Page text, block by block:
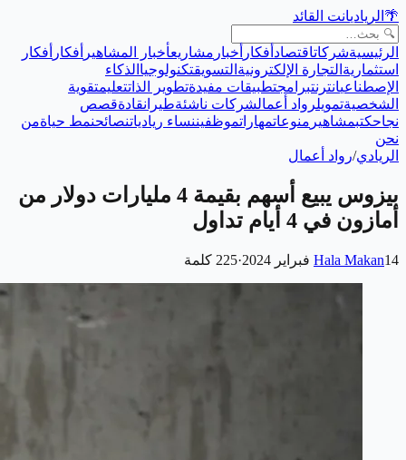
🌴 الرياديانت القائد
الرئيسيةشركاتاقتصاد أفكار أخبار مشاريعأخبار المشاهير أفكار أفكار
استثمارية التجارة الإلكترونية التسويقتكنولوجيا الذكاء
الإصطناعيانترنتبرامجتطبيقات مفيدةتطوير الذاتتعليمتقوية
الشخصيةتمويلرواد أعمالشركات ناشئةطيرانقادةقصص
نجاحكتبمشاهير منوعاتمهاراتموظفيننساء ريادياتنصائحنمط حياةمن
نحن
الريادي/رواد أعمال
بيزوس يبيع أسهم بقيمة 4 مليارات دولار من
أمازون في 4 أيام تداول
Hala Makan14 فبراير 2024 ·
225 كلمة